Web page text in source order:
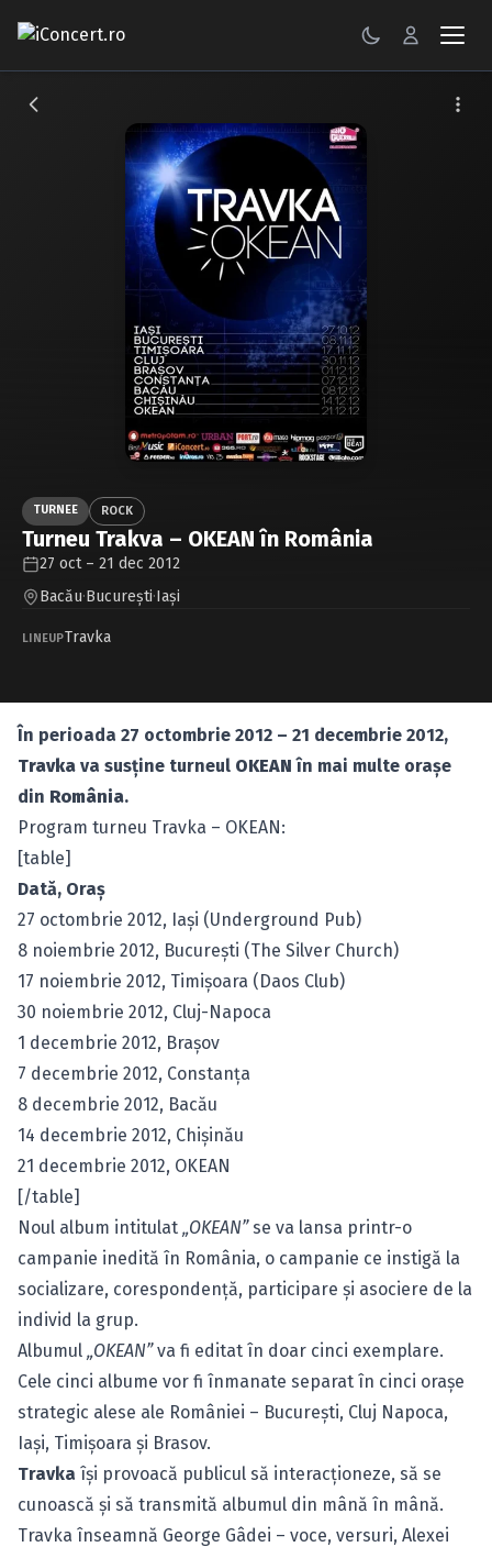
CONCERTE
Caută în site...
TURNEE ROCK
Turneu Trakva – OKEAN în România
27 oct – 21 dec 2012
Bacău·Bucureşti·Iaşi
LINEUPTravka
În perioada 27 octombrie 2012 – 21 decembrie 2012,
Travka va susţine turneul OKEAN în mai multe oraşe
din România.
Program turneu Travka – OKEAN:
[table]
Dată, Oraş
27 octombrie 2012, Iaşi (Underground Pub)
8 noiembrie 2012, Bucureşti (The Silver Church)
17 noiembrie 2012, Timişoara (Daos Club)
30 noiembrie 2012, Cluj-Napoca
1 decembrie 2012, Braşov
7 decembrie 2012, Constanţa
8 decembrie 2012, Bacău
14 decembrie 2012, Chişinău
21 decembrie 2012, OKEAN
[/table]
Noul album intitulat „OKEAN” se va lansa printr-o
campanie inedită în România, o campanie ce instigă la
socializare, corespondenţă, participare şi asociere de la
individ la grup.
Albumul „OKEAN” va fi editat în doar cinci exemplare.
Cele cinci albume vor fi înmanate separat în cinci oraşe
strategic alese ale României – Bucureşti, Cluj Napoca,
Iaşi, Timişoara şi Brasov.
Travka îşi provoacă publicul să interacţioneze, să se
cunoască şi să transmită albumul din mână în mână.
Travka înseamnă George Gâdei – voce, versuri, Alexei